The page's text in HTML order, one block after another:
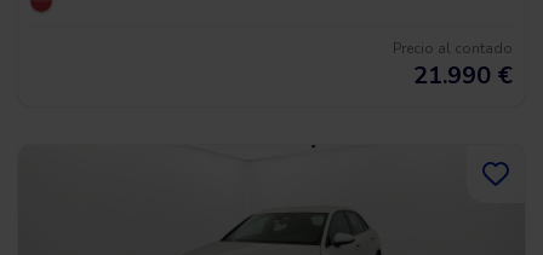
Precio al contado
21.990 €